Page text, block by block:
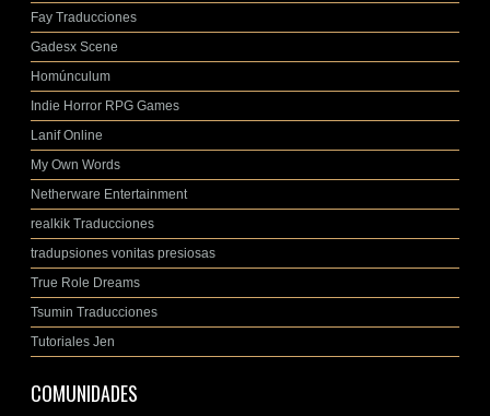
Fay Traducciones
Gadesx Scene
Homúnculum
Indie Horror RPG Games
Lanif Online
My Own Words
Netherware Entertainment
realkik Traducciones
tradupsiones vonitas presiosas
True Role Dreams
Tsumin Traducciones
Tutoriales Jen
COMUNIDADES